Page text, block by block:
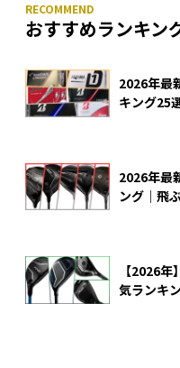
おすすめランキン
2026年最
キング25
2026年最
ング｜飛
【2026
気ランキ